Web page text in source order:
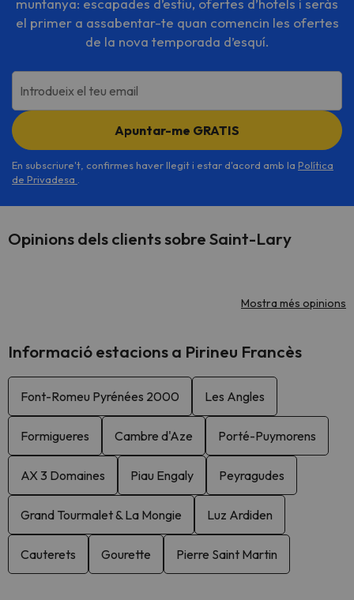
muntanya: escapades d’estiu, ofertes d’hotels i seràs
el primer a assabentar-te quan comencin les ofertes
de la nova temporada d’esquí.
Introdueix el teu email
Apuntar-me GRATIS
En subscriure't, confirmes haver llegit i estar d'acord amb la Política
de Privadesa
Opinions dels clients sobre Saint-Lary
Mostra més opinions
Informació estacions a Pirineu Francès
Font-Romeu Pyrénées 2000 Les Angles
Formigueres Cambre d'Aze Porté-Puymorens
AX 3 Domaines Piau Engaly Peyragudes
Grand Tourmalet & La Mongie Luz Ardiden
Cauterets Gourette Pierre Saint Martin